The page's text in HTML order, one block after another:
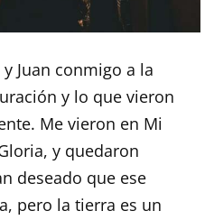
Juan conmigo a la
y lo que vieron
Me vieron en Mi
y quedaron
deseado que ese
pero la tierra es un